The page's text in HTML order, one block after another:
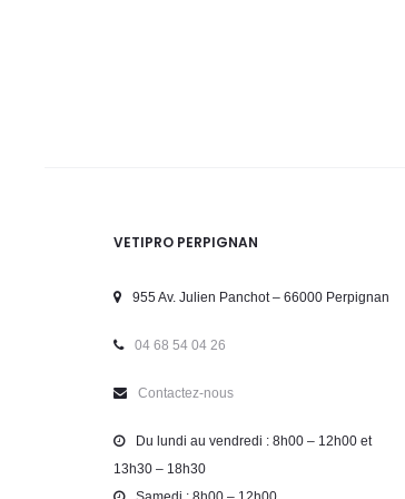
VETIPRO PERPIGNAN
955 Av. Julien Panchot – 66000 Perpignan
04 68 54 04 26
Contactez-nous
Du lundi au vendredi : 8h00 – 12h00 et
13h30 – 18h30